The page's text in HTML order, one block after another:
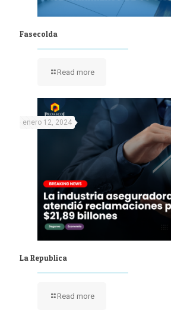
Fasecolda
Read more
enero 12, 2024
La Republica
Read more